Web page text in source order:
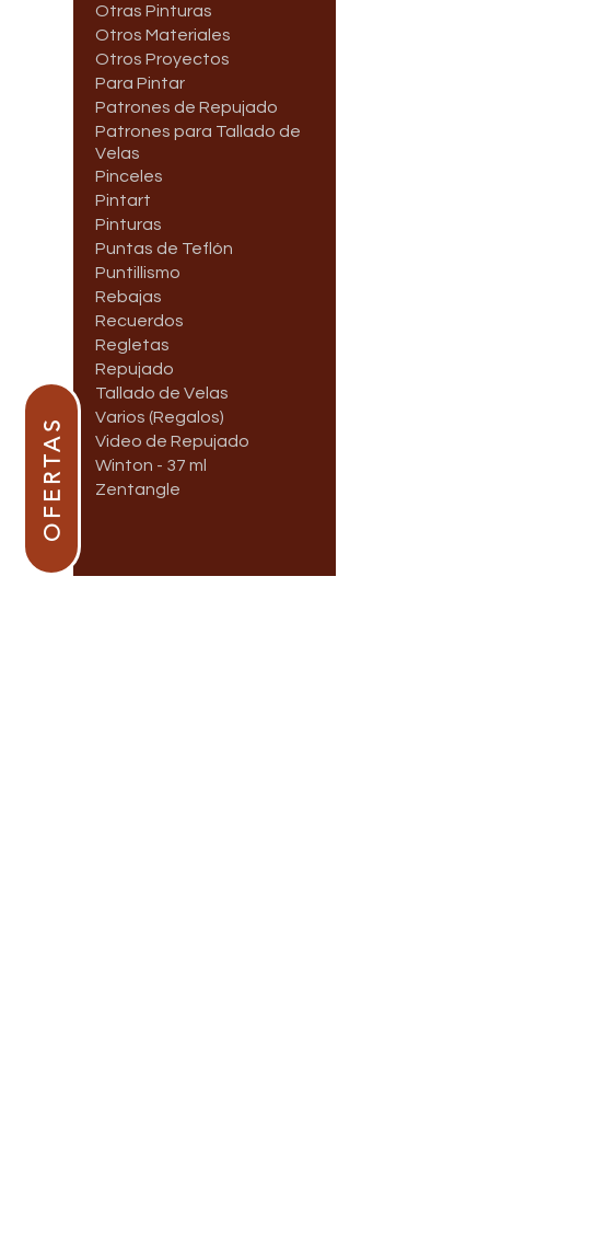
OFERTAS
Otras Pinturas
Otros Materiales
Otros Proyectos
Para Pintar
Patrones de Repujado
Patrones para Tallado de
Velas
Pinceles
Pintart
Pinturas
Puntas de Teflón
Puntillismo
Rebajas
Recuerdos
Regletas
Repujado
Tallado de Velas
Varios (Regalos)
Video de Repujado
Winton - 37 ml
Zentangle